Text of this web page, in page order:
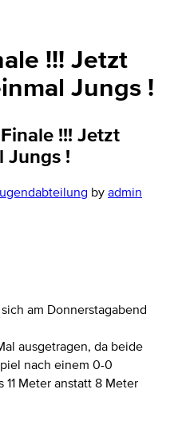
!!! Jetzt
Jungs !
!!! Jetzt
Jungs !
byadmin
am Donnerstagabend
ausgetragen, da beide
nach einem 0-0
Meter anstatt 8 Meter